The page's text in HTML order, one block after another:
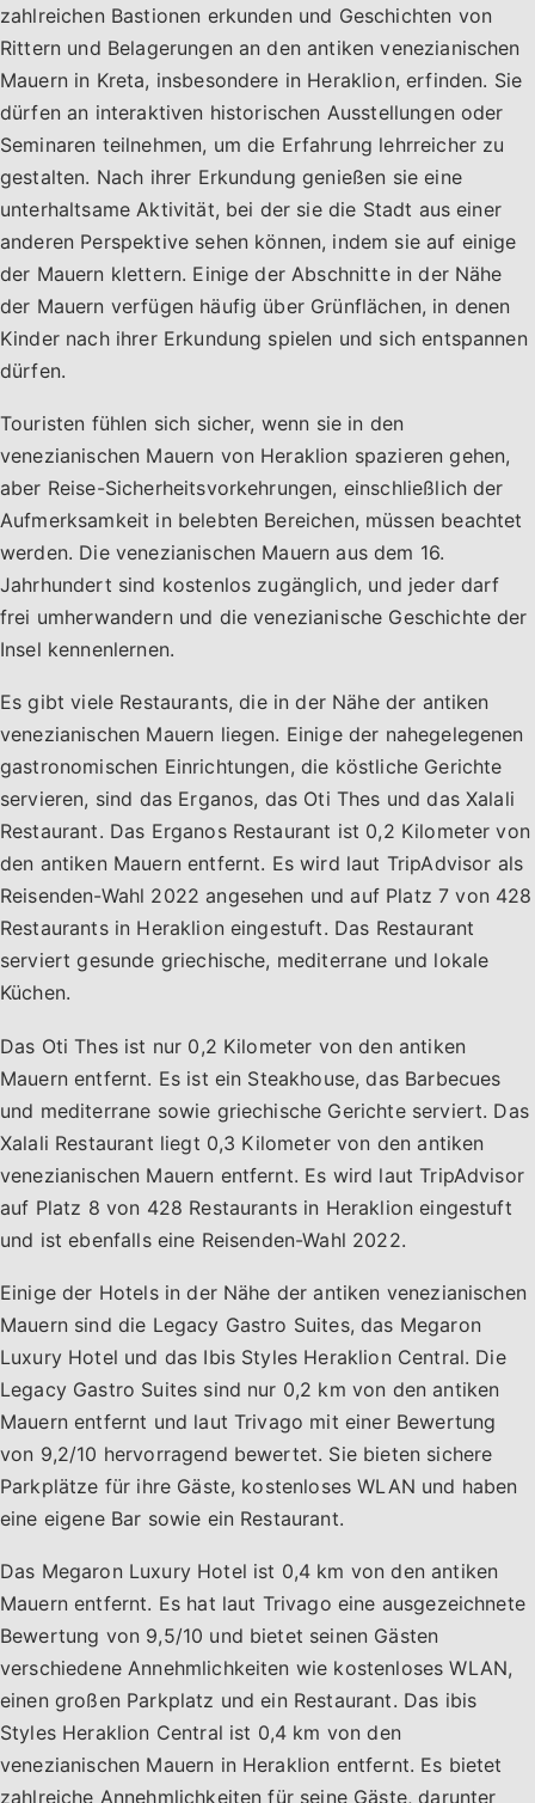
zahlreichen Bastionen erkunden und Geschichten von
Rittern und Belagerungen an den antiken venezianischen
Mauern in Kreta, insbesondere in Heraklion, erfinden. Sie
dürfen an interaktiven historischen Ausstellungen oder
Seminaren teilnehmen, um die Erfahrung lehrreicher zu
gestalten. Nach ihrer Erkundung genießen sie eine
unterhaltsame Aktivität, bei der sie die Stadt aus einer
anderen Perspektive sehen können, indem sie auf einige
der Mauern klettern. Einige der Abschnitte in der Nähe
der Mauern verfügen häufig über Grünflächen, in denen
Kinder nach ihrer Erkundung spielen und sich entspannen
dürfen.
Touristen fühlen sich sicher, wenn sie in den
venezianischen Mauern von Heraklion spazieren gehen,
aber Reise-Sicherheitsvorkehrungen, einschließlich der
Aufmerksamkeit in belebten Bereichen, müssen beachtet
werden. Die venezianischen Mauern aus dem 16.
Jahrhundert sind kostenlos zugänglich, und jeder darf
frei umherwandern und die venezianische Geschichte der
Insel kennenlernen.
Es gibt viele Restaurants, die in der Nähe der antiken
venezianischen Mauern liegen. Einige der nahegelegenen
gastronomischen Einrichtungen, die köstliche Gerichte
servieren, sind das Erganos, das Oti Thes und das Xalali
Restaurant. Das Erganos Restaurant ist 0,2 Kilometer von
den antiken Mauern entfernt. Es wird laut TripAdvisor als
Reisenden-Wahl 2022 angesehen und auf Platz 7 von 428
Restaurants in Heraklion eingestuft. Das Restaurant
serviert gesunde griechische, mediterrane und lokale
Küchen.
Das Oti Thes ist nur 0,2 Kilometer von den antiken
Mauern entfernt. Es ist ein Steakhouse, das Barbecues
und mediterrane sowie griechische Gerichte serviert. Das
Xalali Restaurant liegt 0,3 Kilometer von den antiken
venezianischen Mauern entfernt. Es wird laut TripAdvisor
auf Platz 8 von 428 Restaurants in Heraklion eingestuft
und ist ebenfalls eine Reisenden-Wahl 2022.
Einige der Hotels in der Nähe der antiken venezianischen
Mauern sind die Legacy Gastro Suites, das Megaron
Luxury Hotel und das Ibis Styles Heraklion Central. Die
Legacy Gastro Suites sind nur 0,2 km von den antiken
Mauern entfernt und laut Trivago mit einer Bewertung
von 9,2/10 hervorragend bewertet. Sie bieten sichere
Parkplätze für ihre Gäste, kostenloses WLAN und haben
eine eigene Bar sowie ein Restaurant.
Das Megaron Luxury Hotel ist 0,4 km von den antiken
Mauern entfernt. Es hat laut Trivago eine ausgezeichnete
Bewertung von 9,5/10 und bietet seinen Gästen
verschiedene Annehmlichkeiten wie kostenloses WLAN,
einen großen Parkplatz und ein Restaurant. Das ibis
Styles Heraklion Central ist 0,4 km von den
venezianischen Mauern in Heraklion entfernt. Es bietet
zahlreiche Annehmlichkeiten für seine Gäste, darunter